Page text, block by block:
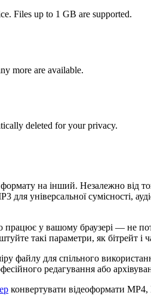
Files up to 1 GB are supported.
more are available.
deleted for your privacy.
на інший. Незалежно від
універсальної сумісності,
у вашому браузері — не
такі параметри, як бітрейт і
файлу для спільного
редагування або
конвертувати відеоформати